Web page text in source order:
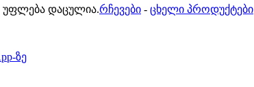
უფლება დაცულია.რჩევები - ცხელი პროდუქტები
ზე